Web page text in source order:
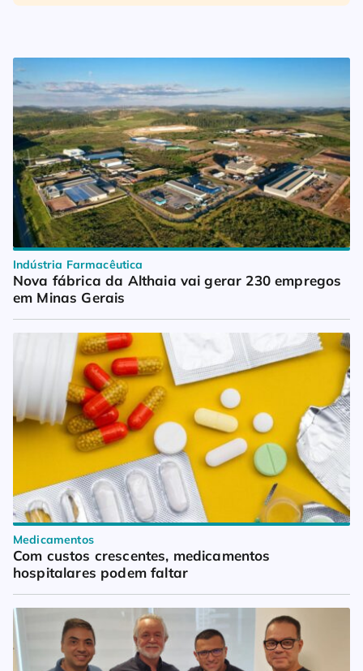
Indústria Farmacêutica
Nova fábrica da Althaia vai gerar 230 empregos
em Minas Gerais
Medicamentos
Com custos crescentes, medicamentos
hospitalares podem faltar